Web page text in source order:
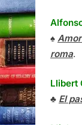
♠
roma.
Llibert
♣ El